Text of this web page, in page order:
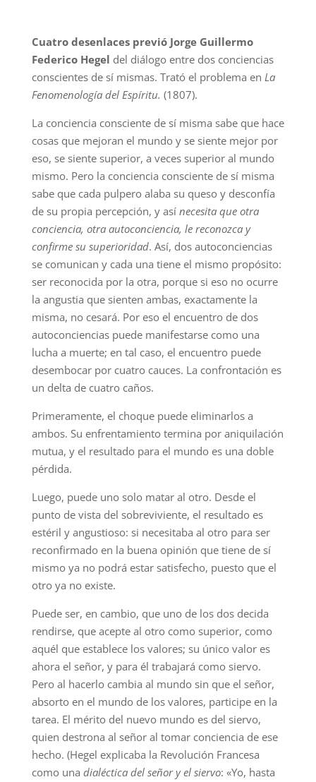
Cuatro desenlaces previó Jorge Guillermo
Federico Hegel del diálogo entre dos conciencias
conscientes de sí mismas. Trató el problema en La
Fenomenología del Espíritu. (1807).
La conciencia consciente de sí misma sabe que hace
cosas que mejoran el mundo y se siente mejor por
eso, se siente superior, a veces superior al mundo
mismo. Pero la conciencia consciente de sí misma
sabe que cada pulpero alaba su queso y desconfía
de su propia percepción, y asínecesita que otra
conciencia, otra autoconciencia, le reconozca y
confirme su superioridad. Así, dos autoconciencias
se comunican y cada una tiene el mismo propósito:
ser reconocida por la otra, porque si eso no ocurre
la angustia que sienten ambas, exactamente la
misma, no cesará. Por eso el encuentro de dos
autoconciencias puede manifestarse como una
lucha a muerte; en tal caso, el encuentro puede
desembocar por cuatro cauces. La confrontación es
un delta de cuatro caños.
Primeramente, el choque puede eliminarlos a
ambos. Su enfrentamiento termina por aniquilación
mutua, y el resultado para el mundo es una doble
pérdida.
Luego, puede uno solo matar al otro. Desde el
punto de vista del sobreviviente, el resultado es
estéril y angustioso: si necesitaba al otro para ser
reconfirmado en la buena opinión que tiene de sí
mismo ya no podrá estar satisfecho, puesto que el
otro ya no existe.
Puede ser, en cambio, que uno de los dos decida
rendirse, que acepte al otro como superior, como
aquél que establece los valores; su único valor es
ahora el señor, y para él trabajará como siervo.
Pero al hacerlo cambia al mundo sin que el señor,
absorto en el mundo de los valores, participe en la
tarea. El mérito del nuevo mundo es del siervo,
quien destrona al señor al tomar conciencia de ese
hecho. (Hegel explicaba la Revolución Francesa
como una dialéctica del señor y el siervo: «Yo, hasta